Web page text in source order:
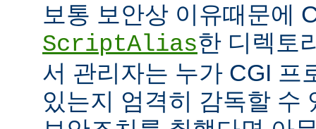
보통 보안상 이유때문에
ScriptAlias한 디렉토
서 관리자는 누가 CGI 프
있는지 엄격히 감독할 수